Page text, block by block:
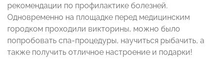
рекомендации по профилактике болезней.
Одновременно на площадке перед медицинским
городком проходили викторины, можно было
попробовать спа-процедуры, научиться рыбачить, а
также получить отличное настроение и подарки!